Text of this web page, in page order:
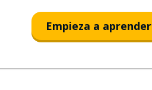
Empieza a aprender